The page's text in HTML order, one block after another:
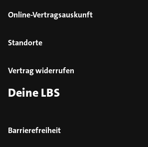
Online-Vertragsauskunft
Standorte
Vertrag widerrufen
Deine LBS
Barrierefreiheit